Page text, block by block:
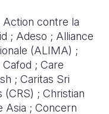
Action contre la
; Adeso ; Alliance
(ALIMA) ;
Cafod ; Care
; Caritas Sri
(CRS) ; Christian
Asia ; Concern